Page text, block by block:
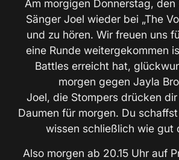
Am morgigen Donnerstag, den
Sänger Joel wieder bei „The
und zu hören. Wir freuen uns
eine Runde weitergekommen
Battles erreicht hat,
morgen gegen Jayla
Joel, die Stompers drücken
Daumen für morgen. Du
wissen schließlich wie gut
Also morgen ab 20.15 Uhr auf